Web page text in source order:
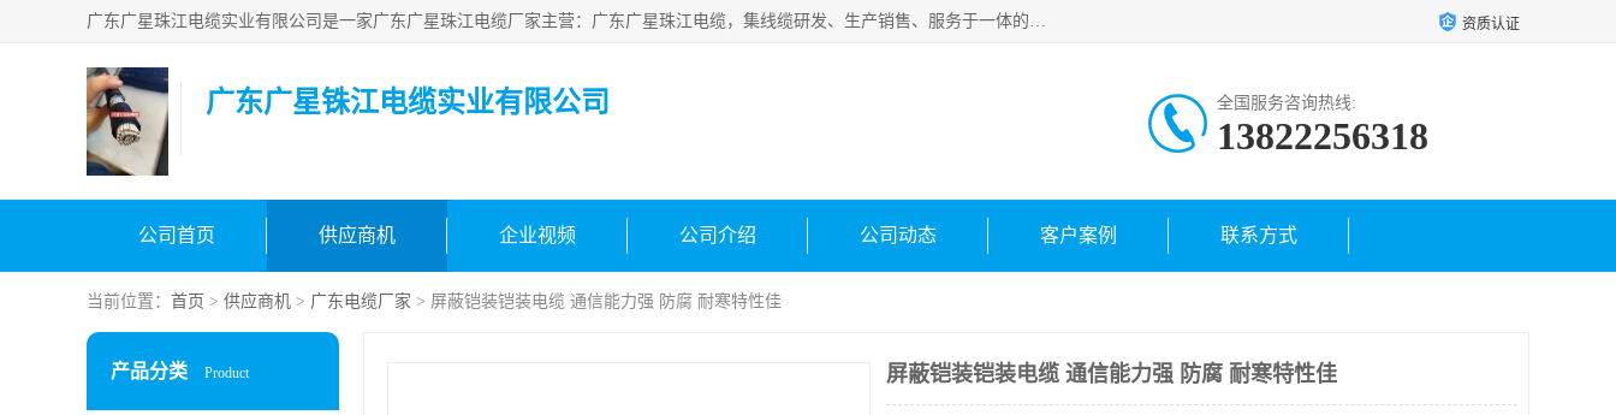
广东广星珠江电缆实业有限公司是一家广东广星珠江电缆厂家主营：广东广星珠江电缆，集线缆研发、生产销售、服务于一体的生产企业。公司自创立以来，确立了“广星珠江电缆，您的一站式采购”的战略发展口号，明确了将广星珠江打造成“线缆产品种类覆盖较广较全、质量较优、服务较好的大型综合性*化生产企业”的发展目标。 资质认证
广东广星铢江电缆实业有限公司 全国服务咨询热线:
13822256318
公司首页 供应商机 企业视频 公司介绍 公司动态 客户案例 联系方式
当前位置： 首页 > 供应商机 > 广东电缆厂家 > 屏蔽铠装铠装电缆 通信能力强 防腐 耐寒特性佳
产品分类 Product 屏蔽铠装铠装电缆 通信能力强 防腐 耐寒特性佳